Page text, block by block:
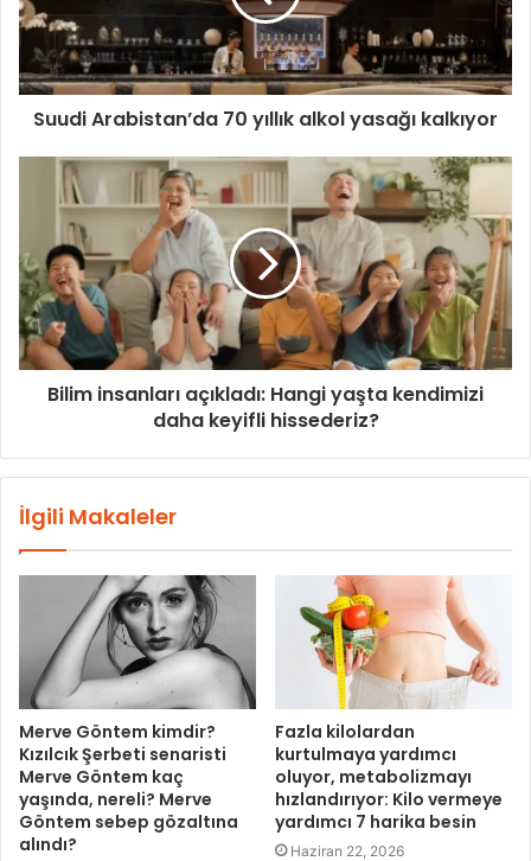
Suudi Arabistan’da 70 yıllık alkol yasağı kalkıyor
Bilim insanları açıkladı: Hangi yaşta kendimizi
daha keyifli hissederiz?
İlgili Makaleler
Merve Göntem kimdir?
Kızılcık Şerbeti senaristi
Merve Göntem kaç
yaşında, nereli? Merve
Göntem sebep gözaltına
alındı?
Fazla kilolardan
kurtulmaya yardımcı
oluyor, metabolizmayı
hızlandırıyor: Kilo vermeye
yardımcı 7 harika besin
Haziran 22, 2026